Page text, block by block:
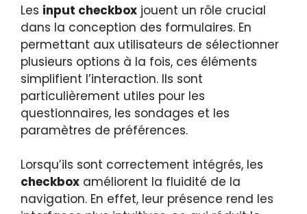
Les input checkbox jouent un rôle crucial
dans la conception des formulaires. En
permettant aux utilisateurs de sélectionner
plusieurs options à la fois, ces éléments
simplifient l’interaction. Ils sont
particulièrement utiles pour les
questionnaires, les sondages et les
paramètres de préférences.
Lorsqu’ils sont correctement intégrés, les
checkbox améliorent la fluidité de la
navigation. En effet, leur présence rend les